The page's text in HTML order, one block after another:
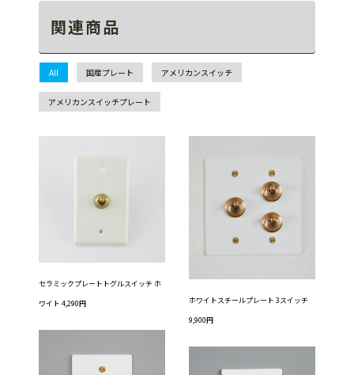
関連商品
All 国産プレート アメリカンスイッチ
アメリカンスイッチプレート
セラミックプレートトグルスイッチ ホ
ワイト 4,290円
ホワイトスチールプレート 3スイッチ
9,900円